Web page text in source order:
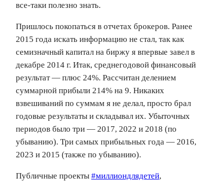
все-таки полезно знать.
Пришлось покопаться в отчетах брокеров. Ранее
2015 года искать информацию не стал, так как
семизначный капитал на биржу я впервые завел в
декабре 2014 г. Итак, среднегодовой финансовый
результат — плюс 24%. Рассчитан делением
суммарной прибыли 214% на 9. Никаких
взвешиваний по суммам я не делал, просто брал
годовые результаты и складывал их. Убыточных
периодов было три — 2017, 2022 и 2018 (по
убыванию). Три самых прибыльных года — 2016,
2023 и 2015 (также по убыванию).
Публичные проекты #миллиондлядетей,